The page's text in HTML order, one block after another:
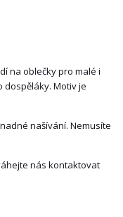
na oblečky pro malé i
dospěláky. Motiv je
našívání. Nemusíte
nás kontaktovat